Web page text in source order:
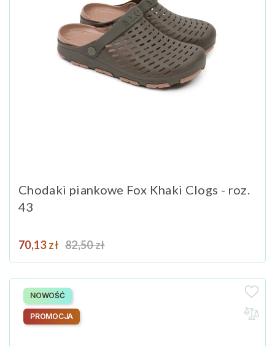
Chodaki piankowe Fox Khaki Clogs - roz.
43
Cena
70,13 zł Cena podstawowa
82,50 zł
NOWOŚĆ
PROMOCJA